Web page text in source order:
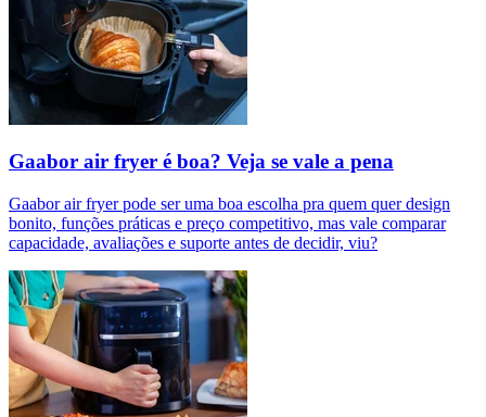
Gaabor air fryer é boa? Veja se vale a pena
Gaabor air fryer pode ser uma boa escolha pra quem quer design
bonito, funções práticas e preço competitivo, mas vale comparar
capacidade, avaliações e suporte antes de decidir, viu?